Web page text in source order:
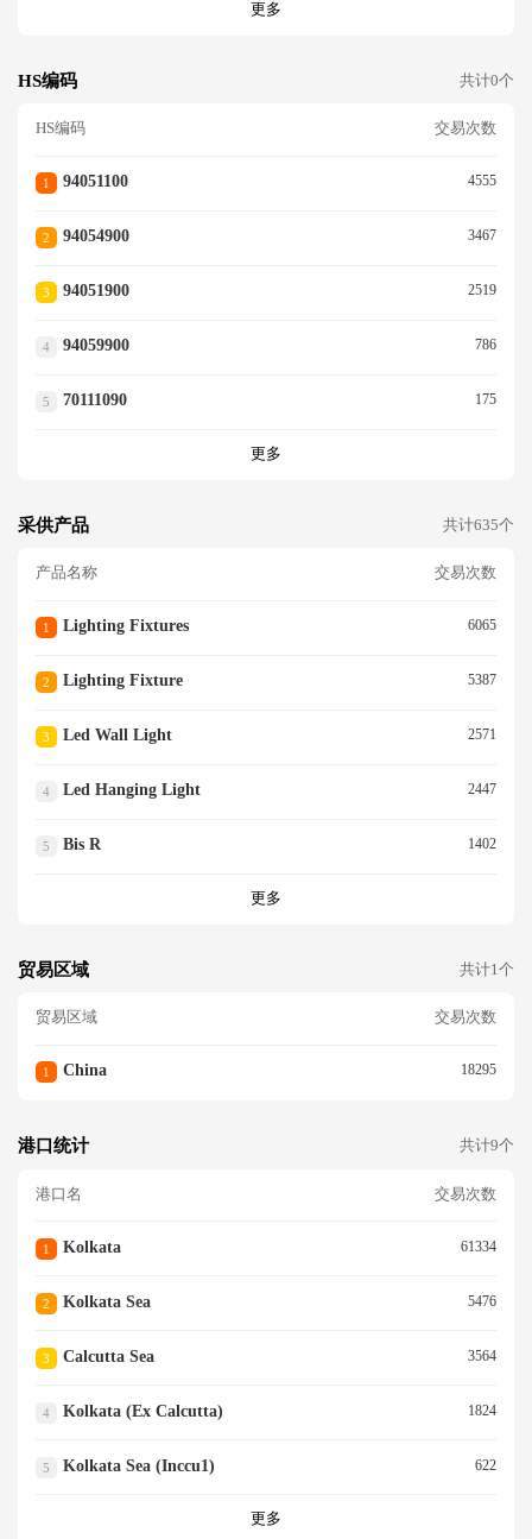
更多
HS编码 共计0个
HS编码 交易次数
1 94051100 4555
2 94054900 3467
3 94051900 2519
4 94059900 786
5 70111090 175
更多
采供产品 共计635个
产品名称 交易次数
1 Lighting Fixtures 6065
2 Lighting Fixture 5387
3 Led Wall Light 2571
4 Led Hanging Light 2447
5 Bis R 1402
更多
贸易区域 共计1个
贸易区域 交易次数
1 China 18295
港口统计 共计9个
港口名 交易次数
1 Kolkata 61334
2 Kolkata Sea 5476
3 Calcutta Sea 3564
4 Kolkata (ex Calcutta) 1824
5 Kolkata Sea (inccu1) 622
更多